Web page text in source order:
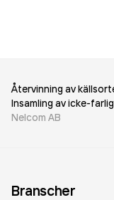
Återvinning av
Insamling av icke-
Nelcom AB
Branscher